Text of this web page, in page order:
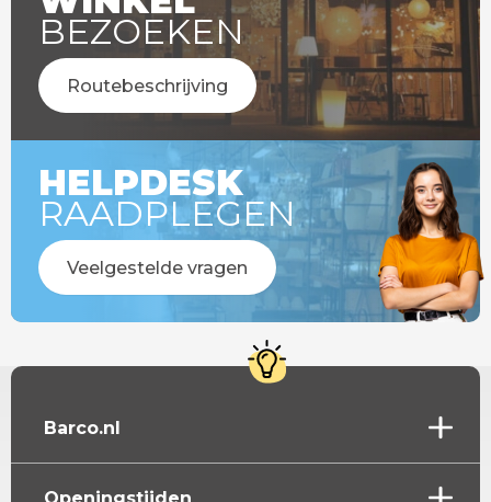
BEZOEKEN
Routebeschrijving
HELPDESK
RAADPLEGEN
Veelgestelde vragen
Barco.nl
Openingstijden